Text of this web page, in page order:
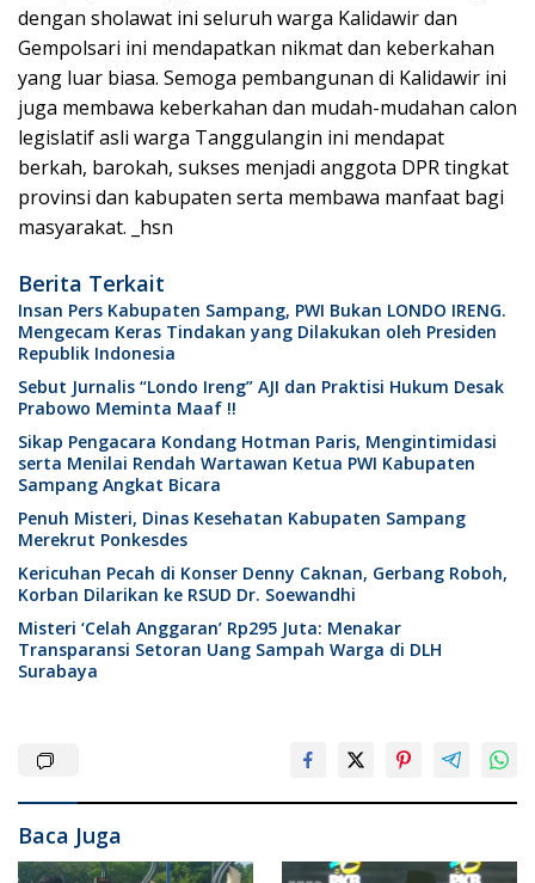
dengan sholawat ini seluruh warga Kalidawir dan
Gempolsari ini mendapatkan nikmat dan keberkahan
yang luar biasa. Semoga pembangunan di Kalidawir ini
juga membawa keberkahan dan mudah-mudahan calon
legislatif asli warga Tanggulangin ini mendapat
berkah, barokah, sukses menjadi anggota DPR tingkat
provinsi dan kabupaten serta membawa manfaat bagi
masyarakat. _hsn
Berita Terkait
Insan Pers Kabupaten Sampang, PWI Bukan LONDO IRENG.
Mengecam Keras Tindakan yang Dilakukan oleh Presiden
Republik Indonesia
Sebut Jurnalis “Londo Ireng” AJI dan Praktisi Hukum Desak
Prabowo Meminta Maaf !!
Sikap Pengacara Kondang Hotman Paris, Mengintimidasi
serta Menilai Rendah Wartawan Ketua PWI Kabupaten
Sampang Angkat Bicara
Penuh Misteri, Dinas Kesehatan Kabupaten Sampang
Merekrut Ponkesdes
Kericuhan Pecah di Konser Denny Caknan, Gerbang Roboh,
Korban Dilarikan ke RSUD Dr. Soewandhi
Misteri ‘Celah Anggaran’ Rp295 Juta: Menakar
Transparansi Setoran Uang Sampah Warga di DLH
Surabaya
Baca Juga